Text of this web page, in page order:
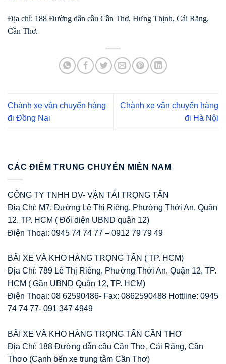
Địa chỉ: 188 Đường dẫn cầu Cần Thơ, Hưng Thịnh, Cái Răng,
Cần Thơ.
Chành xe vận chuyển hàng
đi Đồng Nai
Chành xe vận chuyển hàng
đi Hà Nội
CÁC ĐIỂM TRUNG CHUYỂN MIỀN NAM
CÔNG TY TNHH DV- VẬN TẢI TRỌNG TẤN
Địa Chỉ: M7, Đường Lê Thị Riêng, Phường Thới An, Quận
12. TP. HCM ( Đối diện UBND quận 12)
Điện Thoại: 0945 74 74 77 – 0912 79 79 49
BÃI XE VÀ KHO HÀNG TRỌNG TẤN ( TP. HCM)
Địa Chỉ: 789 Lê Thị Riêng, Phường Thới An, Quận 12, TP.
HCM ( Gần UBND Quận 12, TP. HCM)
Điện Thoại: 08 62590486- Fax: 0862590488 Hottline: 0945
74 74 77- 091 347 4949
BÃI XE VÀ KHO HÀNG TRỌNG TẤN CẦN THƠ
Địa Chỉ: 188 Đường dẫn cầu Cần Thơ, Cái Răng, Cần
Thơo (Cạnh bến xe trung tâm Cần Thơ)